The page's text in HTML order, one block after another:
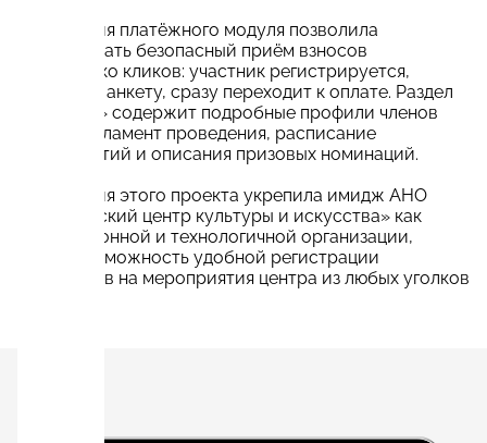
Интеграция платёжного модуля позволила
организовать безопасный приём взносов
в несколько кликов: участник регистрируется,
заполняет анкету, сразу переходит к оплате. Раздел
«Конкурс» содержит подробные профили членов
жюри, регламент проведения, расписание
мероприятий и описания призовых номинаций.
Реализация этого проекта укрепила имидж АНО
«Евразийский центр культуры и искусства» как
инновационной и технологичной организации,
и дала возможность удобной регистрации
участников на мероприятия центра из любых уголков